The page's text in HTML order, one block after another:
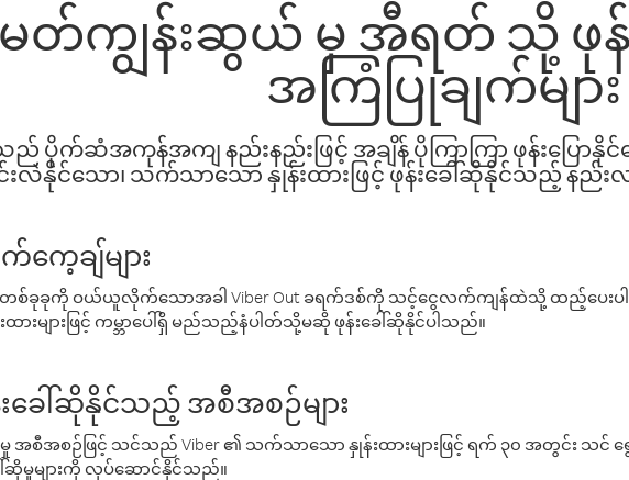
တ်ကျွန်းဆွယ် မှ အီရတ် သို့ ဖုန်
အကြံပြုချက်များ
သည် ပိုက်ဆံအကုန်အကျ နည်းနည်းဖြင့် အချိန် ပိုကြာကြာ ဖုန်းပြေ
င်းလဲနိုင်သော၊ သက်သာသော နှုန်းထားဖြင့် ဖုန်းခေါ်ဆိုနိုင်သည့် နည်း
ေ့ချ်များ
စ်ခုခုကို ဝယ်ယူလိုက်သောအခါ Viber Out ခရက်ဒစ်ကို သင့်ငွေလက်ကျန်ထဲသို့ ထည့်ပေးပ
းများဖြင့် ကမ္ဘာပေါ်ရှိ မည်သည့်နံပါတ်သို့မဆို ဖုန်းခေါ်ဆိုနိုင်ပါသည်။
ခေါ်ဆိုနိုင်သည့် အစီအစဉ်များ
မှု အစီအစဉ်ဖြင့် သင်သည် Viber ၏ သက်သာသော နှုန်းထားများဖြင့် ရက် ၃၀ အတွင်း သ
ဆိုမှုများကို လုပ်ဆောင်နိုင်သည်။